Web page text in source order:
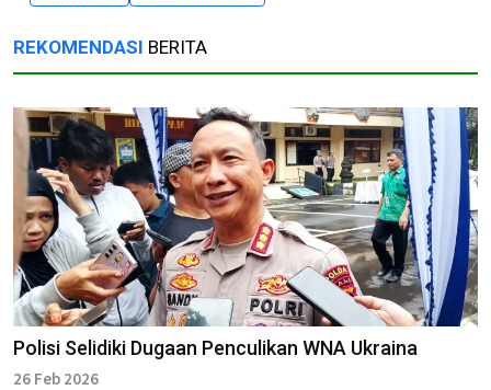
REKOMENDASI BERITA
Polisi Selidiki Dugaan Penculikan WNA Ukraina
26 Feb 2026